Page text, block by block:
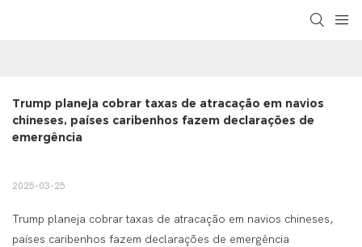
Trump planeja cobrar taxas de atracação em navios
chineses, países caribenhos fazem declarações de
emergência
2025-03-25
Trump planeja cobrar taxas de atracação em navios chineses,
países caribenhos fazem declarações de emergência